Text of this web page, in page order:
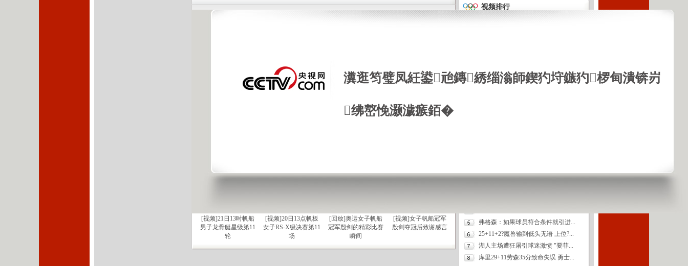
瀵逛笉璧凤紝鍙兘鏄綉缁滃師鍥犳垨鏃犳椤甸潰锛岃
绋嶅悗灏濊瘯銆�
无障碍设施彰显人性
化
赛 帆船比赛也是享受
船女子双人艇-470级
决赛
[视频]21日13时帆船
男子龙骨艇星级第11
轮
[视频]20日13点帆板
女子RS-X级决赛第11
场
[回放]奥运女子帆船
冠军殷剑的精彩比赛
瞬间
[视频]女子帆船冠军
殷剑夺冠后致谢感言
视频排行
[NBA]邓肯单打加索尔放篮 霍华德...
[乒乓球]“谁是球王”民间争霸赛...
詹皇20+阿伦3分历史第一 热火擒?...
弗格森：如果球员符合条件就引进...
25+11+2?魔兽输到低头无语 上位?...
湖人主场遭狂屠引球迷激愤 "要菲...
库里29+11劳森35分致命失误 勇士...